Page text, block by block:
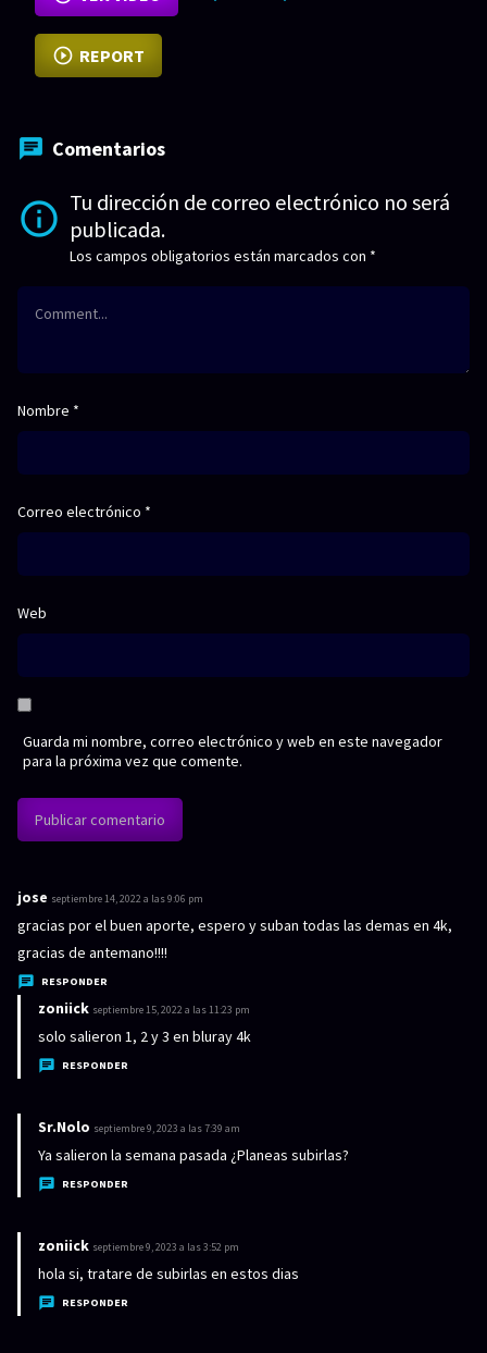
REPORT
Comentarios
Tu dirección de correo electrónico no será
publicada.
Los campos obligatorios están marcados con *
Nombre *
Correo electrónico *
Web
Guarda mi nombre, correo electrónico y web en este navegador
para la próxima vez que comente.
jose d
i
c
e
:
septiembre 14, 2022 a las 9:06 pm
gracias por el buen aporte, espero y suban todas las demas en 4k,
gracias de antemano!!!!
RESPONDER
zoniick d
i
c
septiembre 15, 2022 a las 11:23 pm
solo salieron 1, 2 y 3 en bluray 4k
RESPONDER
Sr.Nolo d
i
c
septiembre 9, 2023 a las 7:39 am
Ya salieron la semana pasada ¿Planeas subirlas?
RESPONDER
zoniick d
i
c
septiembre 9, 2023 a las 3:52 pm
hola si, tratare de subirlas en estos dias
RESPONDER